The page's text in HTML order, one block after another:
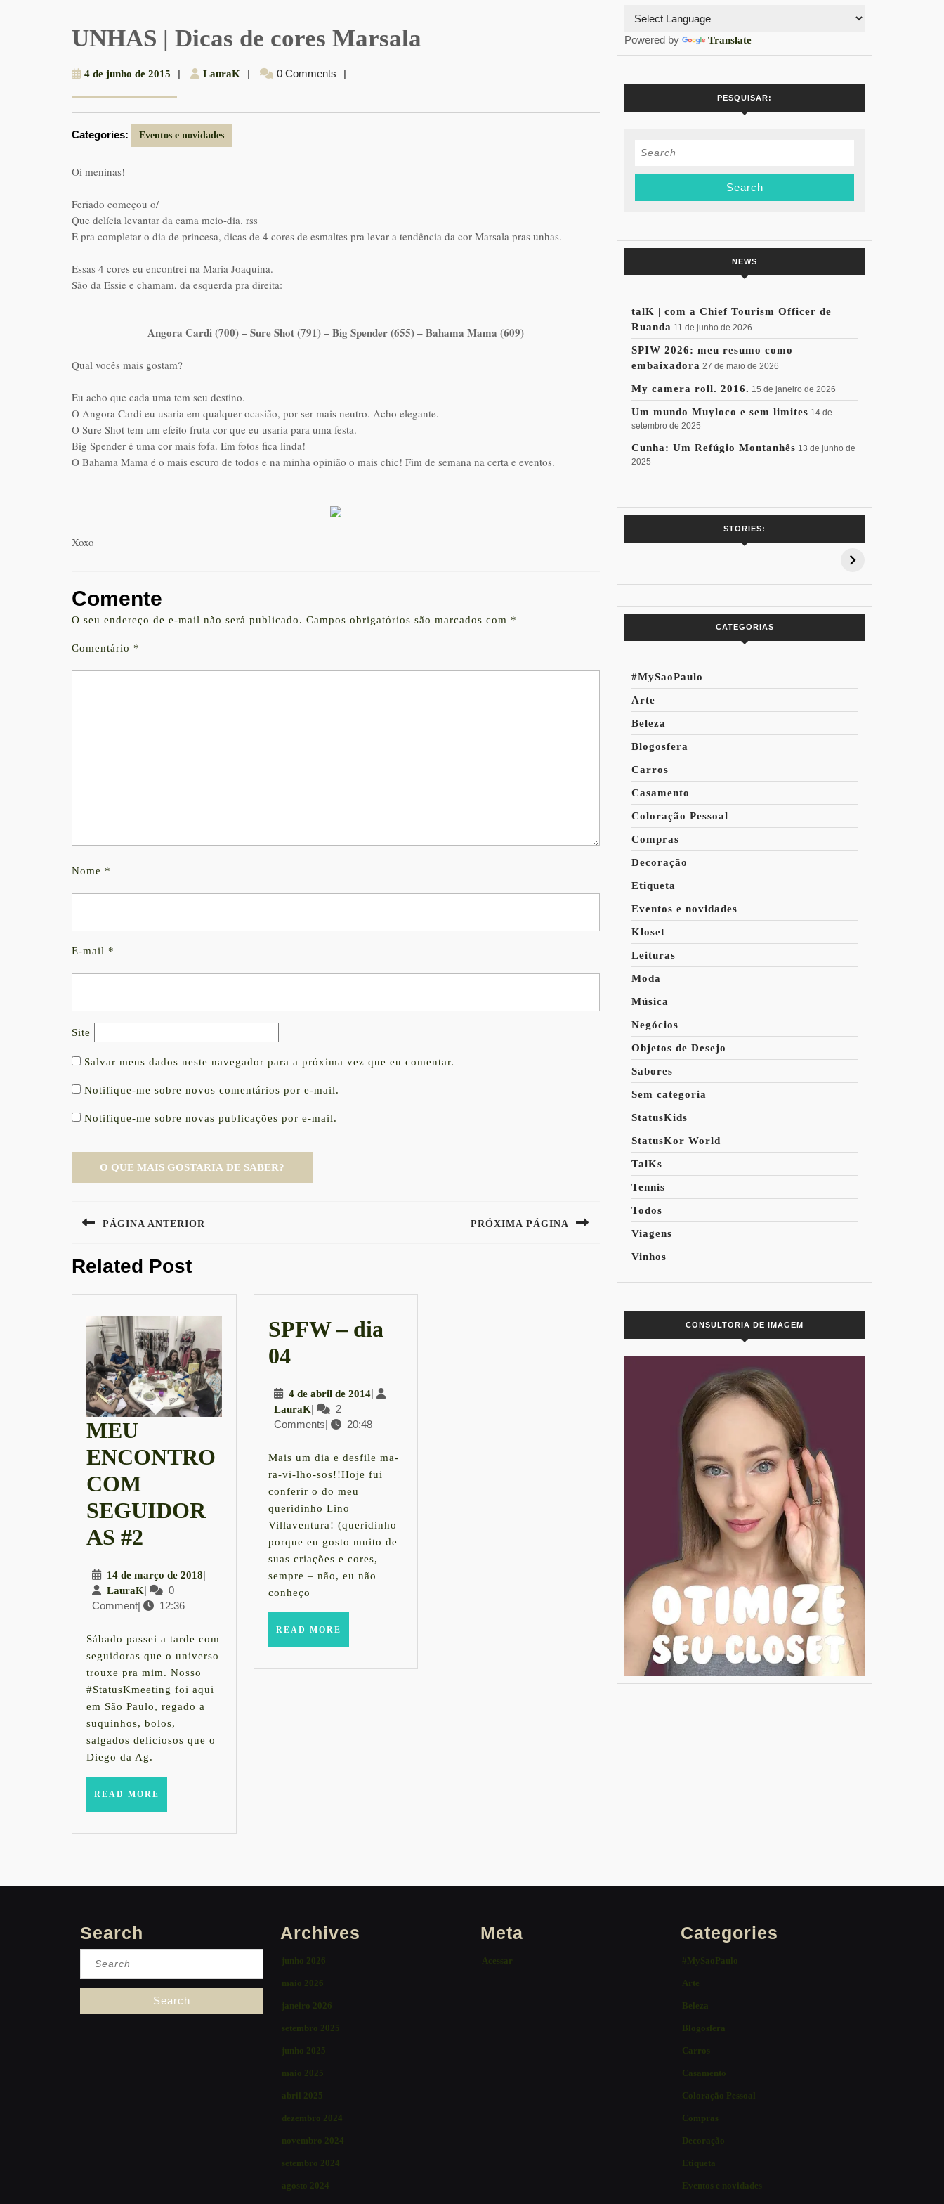
UNHAS | Dicas de cores Marsala
4 de junho de 2015
2015
| LauraK LauraK
| 0 Comments |
Categories: Eventos e novidades
Oi meninas!
Feriado começou o/
Que delícia levantar da cama meio-dia. rss
E pra completar o dia de princesa, dicas de 4 cores de esmaltes pra levar a tendência da cor Marsala pras unhas.
Essas 4 cores eu encontrei na Maria Joaquina.
São da Essie e chamam, da esquerda pra direita:
Angora Cardi (700) – Sure Shot (791) – Big Spender (655) – Bahama Mama (609)
Qual vocês mais gostam?
Eu acho que cada uma tem seu destino.
O Angora Cardi eu usaria em qualquer ocasião, por ser mais neutro. Acho elegante.
O Sure Shot tem um efeito fruta cor que eu usaria para uma festa.
Big Spender é uma cor mais fofa. Em fotos fica linda!
O Bahama Mama é o mais escuro de todos e na minha opinião o mais chic! Fim de semana na certa e eventos.
Xoxo
Comente
O seu endereço de e-mail não será publicado. Campos obrigatórios são marcados com *
Comentário *
Nome *
E-mail *
Site
Salvar meus dados neste navegador para a próxima vez que eu comentar.
Notifique-me sobre novos comentários por e-mail.
Notifique-me sobre novas publicações por e-mail.
de
Post
PÁGINA ANTERIOR
post:
PRÓXIMA PÁGINA
Related Post
MEU
ENCONTRO
COM
SEGUIDOR
AS #2
ENCONTRO
COM
SEGUIDORAS
#2
14 de março de 201814
2018
|
LauraKLauraK
|
0
Comment| 12:36
Sábado passei a tarde com
seguidoras que o universo
trouxe pra mim. Nosso
#StatusKmeeting foi aqui
em São Paulo, regado a
suquinhos, bolos,
salgados deliciosos que o
Diego da Ag.
READ MORE
SPFW – dia
04SPFW
dia
04
4 de abril de 20144
abril
2014
|
LauraKLauraK
|
2
Comments| 20:48
Mais um dia e desfile ma-
ra-vi-lho-sos!!Hoje fui
conferir o do meu
queridinho Lino
Villaventura! (queridinho
porque eu gosto muito de
suas criações e cores,
sempre – não, eu não
conheço
READ MORE
Powered by Translate
PESQUISAR:
Search
NEWS
talK | com a Chief Tourism Officer de
Ruanda 11 de junho de 2026
SPIW 2026: meu resumo como
embaixadora 27 de maio de 2026
My camera roll. 2016. 15 de janeiro de 2026
Um mundo Muyloco e sem limites 14 de
setembro de 2025
Cunha: Um Refúgio Montanhês 13 de junho de
2025
STORIES:
7 Vinhos com +
15% de
Pessoal: Os
CATEGORIAS
#MySaoPaulo
Arte
Beleza
Blogosfera
Carros
Casamento
Coloração Pessoal
Compras
Decoração
Etiqueta
Eventos e novidades
Kloset
Leituras
Moda
Música
Negócios
Objetos de Desejo
Sabores
Sem categoria
StatusKids
StatusKor World
TalKs
Tennis
Todos
Viagens
Vinhos
CONSULTORIA DE IMAGEM
Search Archives
junho 2026
maio 2026
janeiro 2026
setembro 2025
junho 2025
maio 2025
abril 2025
dezembro 2024
novembro 2024
setembro 2024
agosto 2024
Meta
Acessar
Categories
#MySaoPaulo
Arte
Beleza
Blogosfera
Carros
Casamento
Coloração Pessoal
Compras
Decoração
Etiqueta
Eventos e novidades